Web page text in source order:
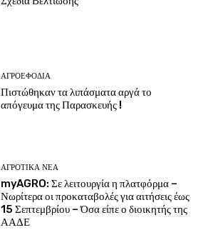
ΑΓΡΟΕΦΌΔΙΑ
Πιστώθηκαν τα λιπάσματα αργά το
απόγευμα της Παρασκευής !
ΑΓΡΟΤΙΚΆ ΝΈΑ
myAGRO: Σε λειτουργία η πλατφόρμα –
Νωρίτερα οι προκαταβολές για αιτήσεις έως
15 Σεπτεμβρίου – Όσα είπε ο διοικητής της
ΑΑΔΕ